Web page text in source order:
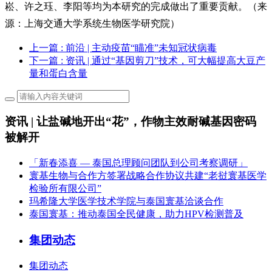
崧、许之珏、李阳等均为本研究的完成做出了重要贡献。（来
源：上海交通大学系统生物医学研究院）
上一篇 : 前沿 | 主动疫苗“瞄准”未知冠状病毒
下一篇 : 资讯 | 通过“基因剪刀”技术，可大幅提高大豆产
量和蛋白含量
资讯 | 让盐碱地开出“花”，作物主效耐碱基因密码
被解开
「新春添喜 — 泰国总理顾问团队到公司考察调研」
寰基生物与合作方签署战略合作协议共建“老挝寰基医学
检验所有限公司”
玛希隆大学医学技术学院与泰国寰基洽谈合作
泰国寰基：推动泰国全民健康，助力HPV检测普及
集团动态
集团动态